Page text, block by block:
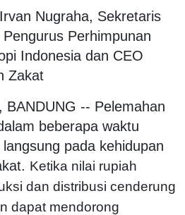
Nugraha, Sekretaris
Pengurus Perhimpunan
Indonesia dan CEO
Zakat
BANDUNG -- Pelemahan
beberapa waktu
pada kehidupan
Ketika nilai rupiah
dan distribusi cenderung
dapat mendorong